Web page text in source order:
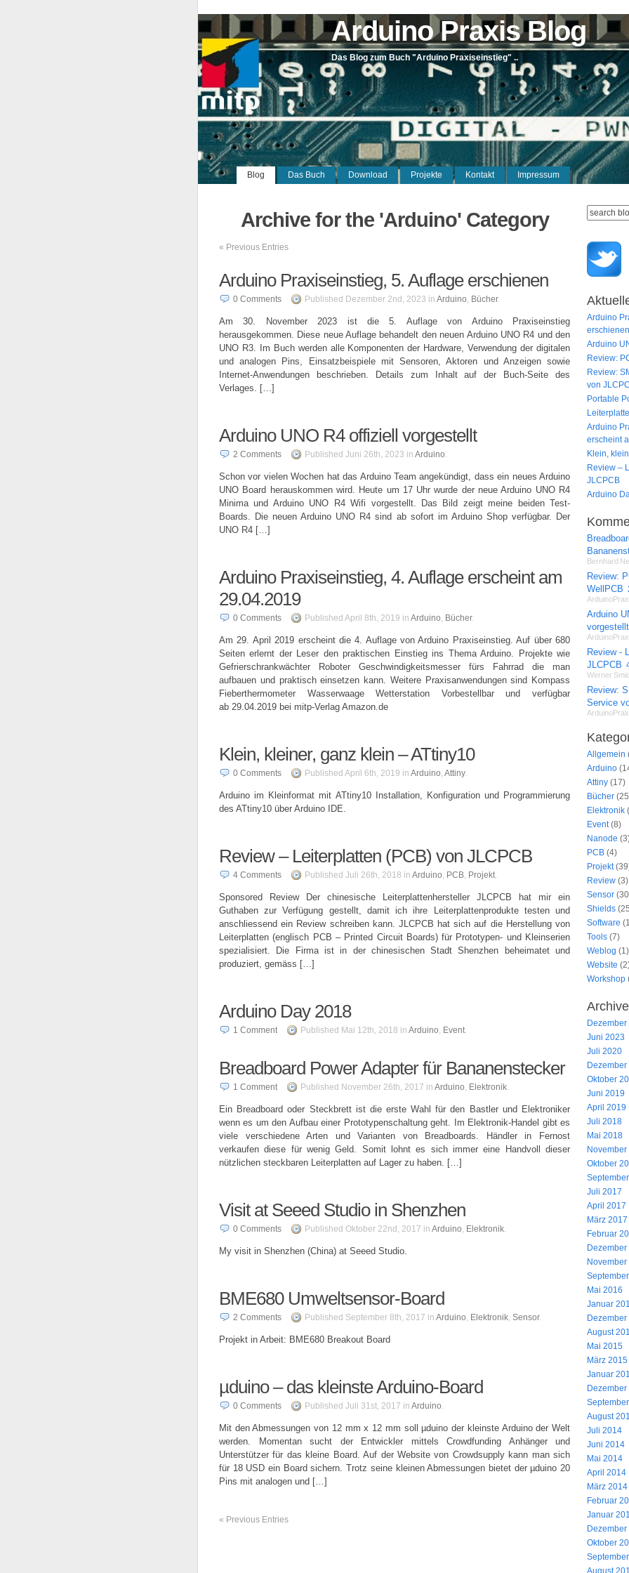
Arduino Praxis Blog
Das Blog zum Buch "Arduino Praxiseinstieg" ..
Blog Das Buch Download Projekte Kontakt Impressum
Archive for the 'Arduino' Category
« Previous Entries
Arduino Praxiseinstieg, 5. Auflage erschienen
0 Comments Published Dezember 2nd, 2023 in Arduino, Bücher
Am 30. November 2023 ist die 5. Auflage von Arduino Praxiseinstieg
herausgekommen. Diese neue Auflage behandelt den neuen Arduino UNO R4 und den
UNO R3. Im Buch werden alle Komponenten der Hardware, Verwendung der digitalen
und analogen Pins, Einsatzbeispiele mit Sensoren, Aktoren und Anzeigen sowie
Internet-Anwendungen beschrieben. Details zum Inhalt auf der Buch-Seite des
Verlages. […]
Arduino UNO R4 offiziell vorgestellt
2 Comments Published Juni 26th, 2023 in Arduino
Schon vor vielen Wochen hat das Arduino Team angekündigt, dass ein neues Arduino
UNO Board herauskommen wird. Heute um 17 Uhr wurde der neue Arduino UNO R4
Minima und Arduino UNO R4 Wifi vorgestellt. Das Bild zeigt meine beiden Test-
Boards. Die neuen Arduino UNO R4 sind ab sofort im Arduino Shop verfügbar. Der
UNO R4 […]
Arduino Praxiseinstieg, 4. Auflage erscheint am
29.04.2019
0 Comments Published April 8th, 2019 in Arduino, Bücher
Am 29. April 2019 erscheint die 4. Auflage von Arduino Praxiseinstieg. Auf über 680
Seiten erlernt der Leser den praktischen Einstieg ins Thema Arduino. Projekte wie
Gefrierschrankwächter Roboter Geschwindigkeitsmesser fürs Fahrrad die man
aufbauen und praktisch einsetzen kann. Weitere Praxisanwendungen sind Kompass
Fieberthermometer Wasserwaage Wetterstation Vorbestellbar und verfügbar
ab 29.04.2019 bei mitp-Verlag Amazon.de
Klein, kleiner, ganz klein – ATtiny10
0 Comments Published April 6th, 2019 in Arduino, Attiny
Arduino im Kleinformat mit ATtiny10 Installation, Konfiguration und Programmierung
des ATtiny10 über Arduino IDE.
Review – Leiterplatten (PCB) von JLCPCB
4 Comments Published Juli 26th, 2018 in Arduino, PCB, Projekt
Sponsored Review Der chinesische Leiterplattenhersteller JLCPCB hat mir ein
Guthaben zur Verfügung gestellt, damit ich ihre Leiterplattenprodukte testen und
anschliessend ein Review schreiben kann. JLCPCB hat sich auf die Herstellung von
Leiterplatten (englisch PCB – Printed Circuit Boards) für Prototypen- und Kleinserien
spezialisiert. Die Firma ist in der chinesischen Stadt Shenzhen beheimatet und
produziert, gemäss […]
Arduino Day 2018
1 Comment Published Mai 12th, 2018 in Arduino, Event
Breadboard Power Adapter für Bananenstecker
1 Comment Published November 26th, 2017 in Arduino, Elektronik
Ein Breadboard oder Steckbrett ist die erste Wahl für den Bastler und Elektroniker
wenn es um den Aufbau einer Prototypenschaltung geht. Im Elektronik-Handel gibt es
viele verschiedene Arten und Varianten von Breadboards. Händler in Fernost
verkaufen diese für wenig Geld. Somit lohnt es sich immer eine Handvoll dieser
nützlichen steckbaren Leiterplatten auf Lager zu haben. […]
Visit at Seeed Studio in Shenzhen
0 Comments Published Oktober 22nd, 2017 in Arduino, Elektronik
My visit in Shenzhen (China) at Seeed Studio.
BME680 Umweltsensor-Board
2 Comments Published September 8th, 2017 in Arduino, Elektronik, Sensor
Projekt in Arbeit: BME680 Breakout Board
µduino – das kleinste Arduino-Board
0 Comments Published Juli 31st, 2017 in Arduino
Mit den Abmessungen von 12 mm x 12 mm soll µduino der kleinste Arduino der Welt
werden. Momentan sucht der Entwickler mittels Crowdfunding Anhänger und
Unterstützer für das kleine Board. Auf der Website von Crowdsupply kann man sich
für 18 USD ein Board sichern. Trotz seine kleinen Abmessungen bietet der µduino 20
Pins mit analogen und […]
« Previous Entries
Arduino
erschienen
Arduino
Review:
Review:
von
Portable
Arduino
erscheint
Klein,
Review –
JLCPCB
Arduino
Bernhard
Review:
WellPCB
Arduino
vorgestellt
Review -
JLCPCB
Werner
Review:
Service
Allgemein
Arduino
Attiny(17)
Bücher
Elektronik
Event(8)
Nanode
PCB(4)
Projekt
Review(3)
Sensor
Shields
Software
Tools(7)
Weblog (1)
Website
Workshop
Archive
Juni 2023
Juli 2020
Oktober
Juni 2019
April 2019
Juli 2018
Mai 2018
Oktober
Juli 2017
April 2017
März 2017
Februar
Mai 2016
Januar
August
Mai 2015
März 2015
Januar
August
Juli 2014
Juni 2014
Mai 2014
April 2014
März 2014
Februar
Januar
Oktober
August